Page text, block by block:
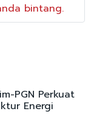
bintang.
PGN Perkuat
Energi